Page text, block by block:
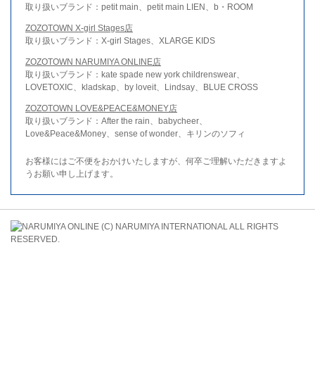
取り扱いブランド：petit main、petit main LIEN、b・ROOM
ZOZOTOWN X-girl Stages店
取り扱いブランド：X-girl Stages、XLARGE KIDS
ZOZOTOWN NARUMIYA ONLINE店
取り扱いブランド：kate spade new york childrenswear、
LOVETOXIC、kladskap、by loveit、Lindsay、BLUE CROSS
ZOZOTOWN LOVE&PEACE&MONEY店
取り扱いブランド：After the rain、babycheer、
Love&Peace&Money、sense of wonder、キリンのソフィ
お客様にはご不便をおかけいたしますが、何卒ご理解いただきますよ
うお願い申し上げます。